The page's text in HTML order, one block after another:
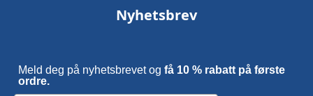
Nyhetsbrev
Meld deg på nyhetsbrevet og få 10 % rabatt på første
ordre.